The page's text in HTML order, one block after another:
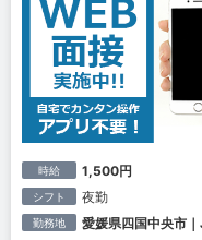
時給 1,500円
シフト 夜勤
勤務地 愛媛県四国中央市